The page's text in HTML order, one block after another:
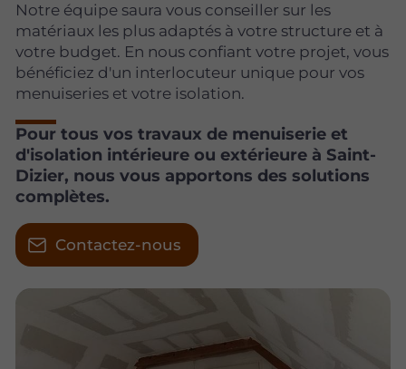
Notre équipe saura vous conseiller sur les
matériaux les plus adaptés à votre structure et à
votre budget. En nous confiant votre projet, vous
bénéficiez d'un interlocuteur unique pour vos
menuiseries et votre isolation.
Pour tous vos travaux de menuiserie et
d'isolation intérieure ou extérieure à Saint-
Dizier, nous vous apportons des solutions
complètes.
Contactez-nous